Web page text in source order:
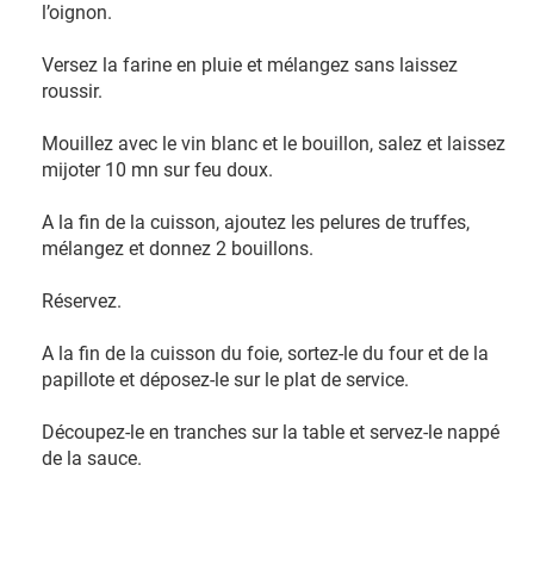
l’oignon.
Versez la farine en pluie et mélangez sans laissez
roussir.
Mouillez avec le vin blanc et le bouillon, salez et laissez
mijoter 10 mn sur feu doux.
A la fin de la cuisson, ajoutez les pelures de truffes,
mélangez et donnez 2 bouillons.
Réservez.
A la fin de la cuisson du foie, sortez-le du four et de la
papillote et déposez-le sur le plat de service.
Découpez-le en tranches sur la table et servez-le nappé
de la sauce.